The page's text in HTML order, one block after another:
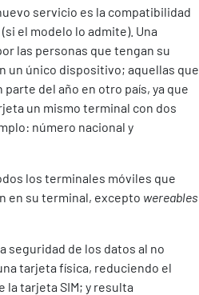
servicio es la compatibilidad
el modelo lo admite). Una
las personas que tengan su
un único dispositivo; aquellas que
del año en otro país, ya que
un mismo terminal con dos
número nacional y
los terminales móviles que
en su terminal, excepto wereables
seguridad de los datos al no
tarjeta física, reduciendo el
la tarjeta SIM; y resulta